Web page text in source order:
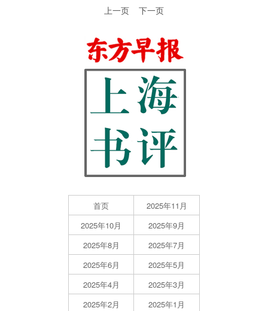
上一页 下一页
首页
2025年11月
2025年10月
2025年9月
2025年8月
2025年7月
2025年6月
2025年5月
2025年4月
2025年3月
2025年2月
2025年1月